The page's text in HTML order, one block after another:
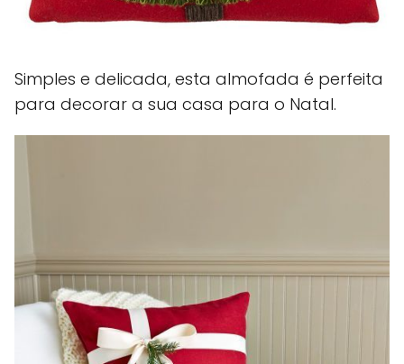
Simples e delicada, esta almofada é perfeita
para decorar a sua casa para o Natal.